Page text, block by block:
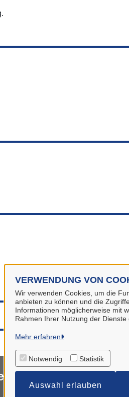
VERWENDUNG VON
Wir verwenden Cookies, um die
anbieten zu können und die
Informationen möglicherweise mit
Rahmen Ihrer Nutzung der Dienste
Mehr erfahren
Notwendig Statistik
Auswahl erlauben
Stuhr